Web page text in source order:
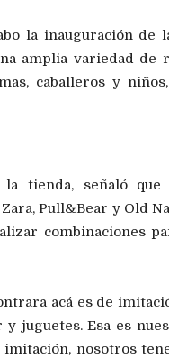
la inauguración de
amplia variedad de
caballeros y
tienda, señaló
Pull&Bear y Old
combinaciones
acá es de
juguetes. Esa es
nosotros